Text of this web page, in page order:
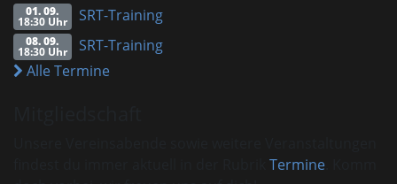
01. 09.
18:30 Uhr SRT-Training
08. 09.
18:30 Uhr
SRT-Training
Alle Termine
Termine